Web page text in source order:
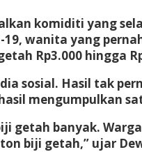
komiditi yang
wanita yang
Rp3.000 hingga
sosial. Hasil tak
mengumpulkan
banyak.
biji getah,” ujar